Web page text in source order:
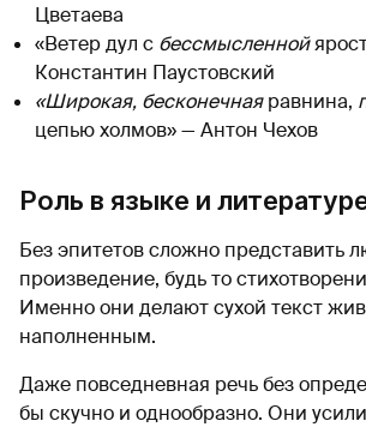
Цветаева
«Ветер дул с бессмысленной
Константин Паустовский
«Широкая, бесконечнаяравнина,
цепью холмов» — Антон Чехов
Роль в языке и
Без эпитетов сложно представить
произведение, будь то
Именно они делают сухой текст
наполненным.
Даже повседневная речь без
бы скучно и однообразно. Они